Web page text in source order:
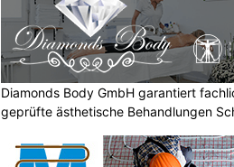
Diamonds Body GmbH garantiert
geprüfte ästhetische Behandlungen